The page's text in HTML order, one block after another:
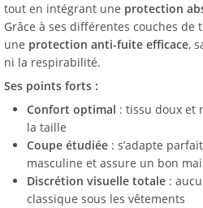
tout en intégrant une protection
Grâce à ses différentes couches de
une protection anti-fuite efficace,
ni la respirabilité.
Ses points forts :
Confort optimal : tissu doux et
la taille
Coupe étudiée : s’adapte
masculine et assure un bon
Discrétion visuelle totale :
classique sous les vêtements